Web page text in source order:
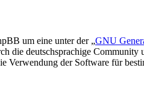
um eine unter der „GNU
die deutschsprachige
Verwendung der Software für